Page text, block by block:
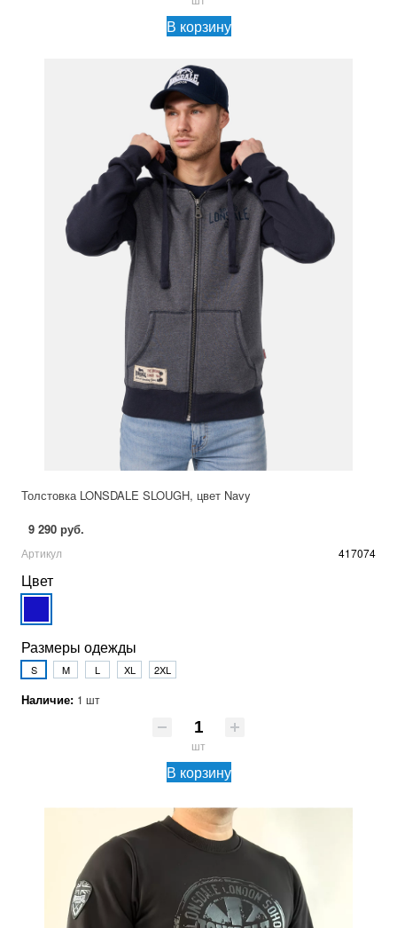
В корзину
Толстовка LONSDALE SLOUGH, цвет Navy
9 290 руб.
Артикул 417074
Цвет
Размеры одежды
S M L XL 2XL
Наличие: 1 шт
шт
В корзину